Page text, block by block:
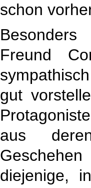
schon
Freund
gut
aus
diejenige,